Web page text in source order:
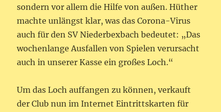
sondern vor allem die Hilfe von außen. Hüther
machte unlängst klar, was das Corona-Virus
auch für den SV Niederbexbach bedeutet: „Das
wochenlange Ausfallen von Spielen verursacht
auch in unserer Kasse ein großes Loch.“
Um das Loch auffangen zu können, verkauft
der Club nun im Internet Eintrittskarten für